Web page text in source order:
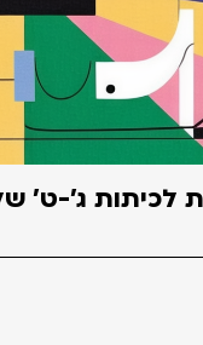
לכיתות ג'-ט'